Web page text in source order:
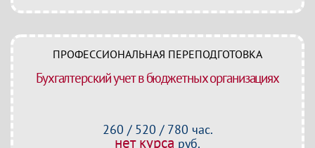
ПРОФЕССИОНАЛЬНАЯ ПЕРЕПОДГОТОВКА
Бухгалтерский учет в бюджетных организациях
260 / 520 / 780 час.
нет курса руб.